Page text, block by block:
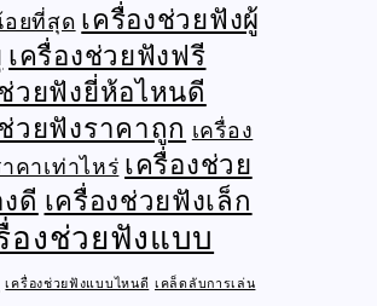
ยที่สุด เครื่องช่วยฟังผู้
เครื่องช่วยฟังฟรี
วยฟังยี่ห้อไหนดี
วยฟังราคาถูก เครื่อง
คาเท่าไหร่ เครื่องช่วย
ดี เครื่องช่วยฟังเล็ก
องช่วยฟังแบบ
เครื่องช่วยฟังแบบไหนดี เคล็ดลับการเล่น